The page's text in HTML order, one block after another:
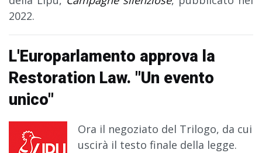
2022.
L'Europarlamento approva la
Restoration Law. "Un evento
unico"
Ora il negoziato del Trilogo, da cui
uscirà il testo finale della legge.